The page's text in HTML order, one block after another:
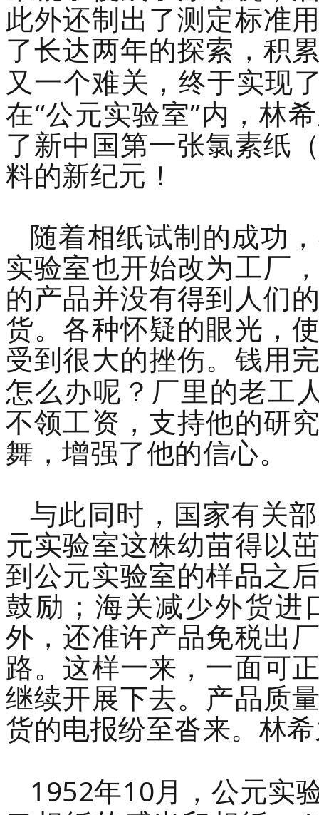
此外还制出了测定标准
了长达两年的探索，积
又一个难关，终于实现
在“公元实验室”内，林
了新中国第一张氯素纸
料的新纪元！
随着相纸试制的成功
实验室也开始改为工厂
的产品并没有得到人们
货。各种怀疑的眼光，
受到很大的挫伤。钱用
怎么办呢？厂里的老工
不领工资，支持他的研
舞，增强了他的信心。
与此同时，国家有关
元实验室这株幼苗得以
到公元实验室的样品之
鼓励；海关减少外货进
外，还准许产品免税出
路。这样一来，一面可
继续开展下去。产品质
货的电报纷至沓来。林
1952年10月，公元实